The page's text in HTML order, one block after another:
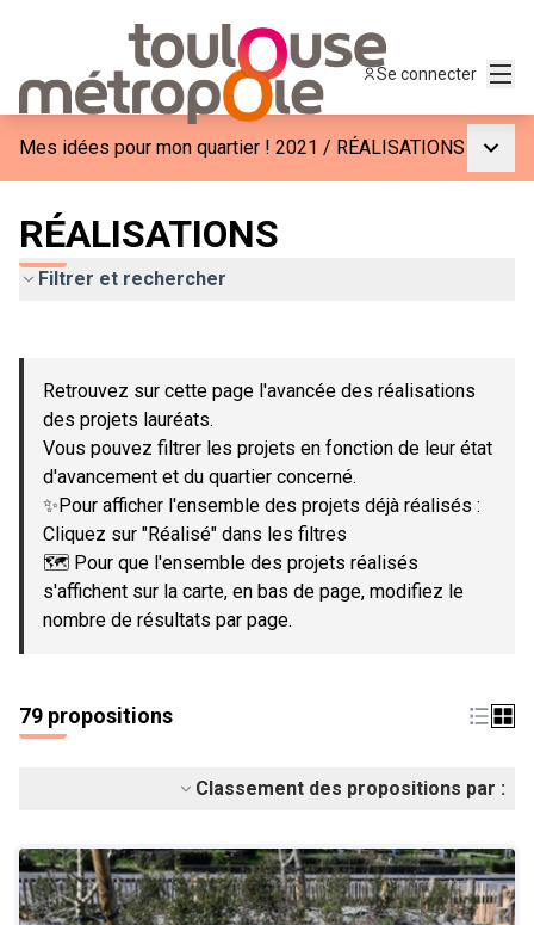
Se connecter
Mes idées pour mon quartier ! 2021 / RÉALISATIONS
RÉALISATIONS
Filtrer et rechercher
−
Retrouvez sur cette page l'avancée des réalisations
des projets lauréats.
Vous pouvez filtrer les projets en fonction de leur état
d'avancement et du quartier concerné.
✨Pour afficher l'ensemble des projets déjà réalisés :
Cliquez sur "Réalisé" dans les filtres
🗺️ Pour que l'ensemble des projets réalisés
s'affichent sur la carte, en bas de page, modifiez le
nombre de résultats par page.
79 propositions
Classement des propositions par :